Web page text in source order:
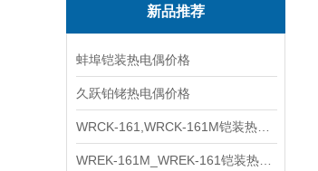
新品推荐
蚌埠铠装热电偶价格
久跃铂铑热电偶价格